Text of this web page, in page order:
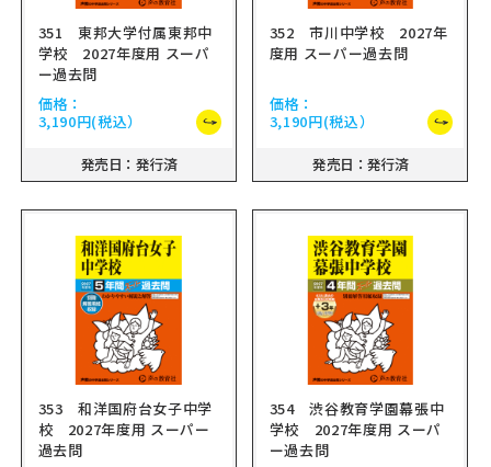
351 東邦大学付属東邦中
学校 2027年度用 スーパ
ー過去問
価格：
3,190円(税込）
発売日：発行済
352 市川中学校 2027年
度用 スーパー過去問
価格：
3,190円(税込）
発売日：発行済
353 和洋国府台女子中学
校 2027年度用 スーパー
過去問
354 渋谷教育学園幕張中
学校 2027年度用 スーパ
ー過去問